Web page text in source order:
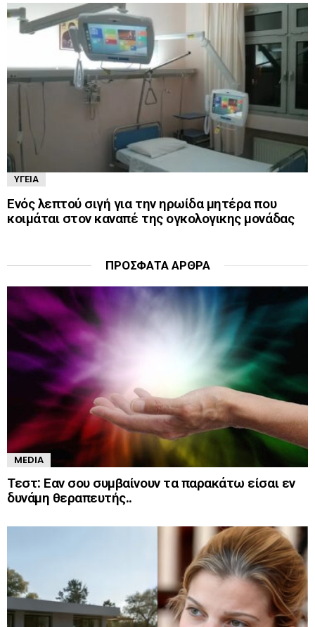
ΥΓΕΊΑ
Ενός λεπτού σιγή για την ηρωίδα μητέρα που
κοιμάται στον καναπέ της ογκολογικης μονάδας
ΠΡΌΣΦΑΤΑ ΆΡΘΡΑ
MEDIA
Τεστ: Εαν σου συμβαίνουν τα παρακάτω είσαι εν
δυνάμη θεραπευτής..